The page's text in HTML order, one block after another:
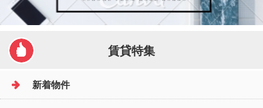
賃貸特集
新着物件